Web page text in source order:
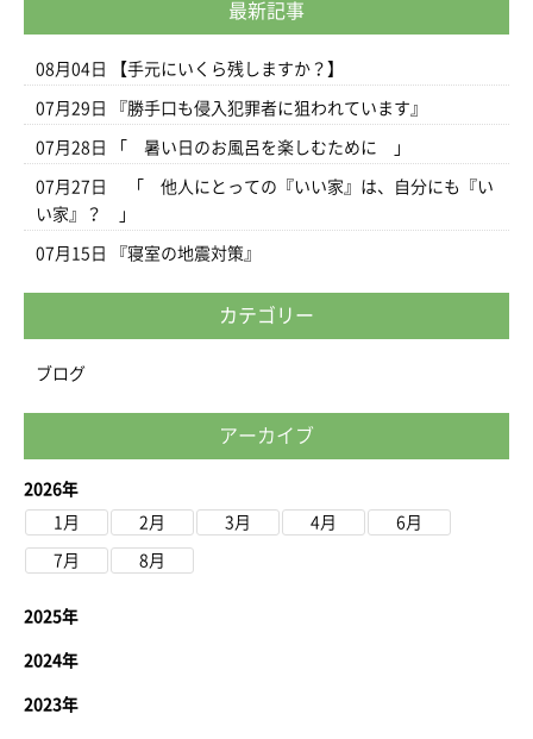
最新記事
08月04日 【手元にいくら残しますか？】
07月29日 『勝手口も侵入犯罪者に狙われています』
07月28日 「 暑い日のお風呂を楽しむために 」
07月27日
「 他人にとっての『いい家』は、自分にも『い
い家』？ 」
07月15日 『寝室の地震対策』
カテゴリー
ブログ
アーカイブ
2026年
1月
2月 3月 4月 6月
7月 8月
2025年
2024年
2023年